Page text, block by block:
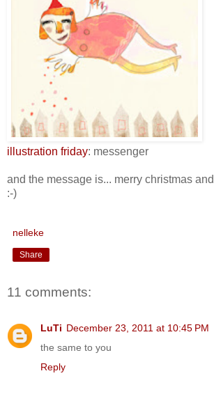
illustration friday: messenger
and the message is... merry christmas
:-)
nelleke
Share
11 comments:
LuTi December 23, 2011 at 10:45 PM
the same to you
Reply